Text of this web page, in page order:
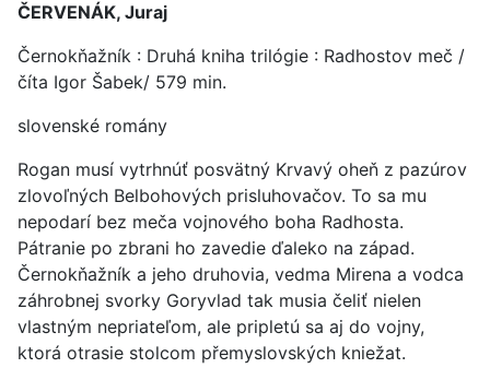
ČERVENÁK, Juraj
Černokňažník : Druhá kniha trilógie : Radhostov meč /
číta Igor Šabek/ 579 min.
slovenské romány
Rogan musí vytrhnúť posvätný Krvavý oheň z pazúrov
zlovoľných Belbohových prisluhovačov. To sa mu
nepodarí bez meča vojnového boha Radhosta.
Pátranie po zbrani ho zavedie ďaleko na západ.
Černokňažník a jeho druhovia, vedma Mirena a vodca
záhrobnej svorky Goryvlad tak musia čeliť nielen
vlastným nepriateľom, ale pripletú sa aj do vojny,
ktorá otrasie stolcom přemyslovských kniežat.